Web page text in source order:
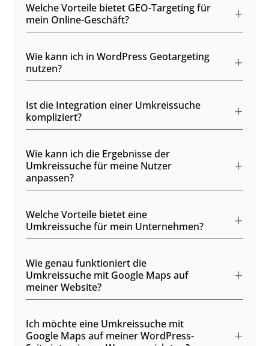
Welche Vorteile bietet GEO-Targeting für
mein Online-Geschäft?
Wie kann ich in WordPress Geotargeting
nutzen?
Ist die Integration einer Umkreissuche
kompliziert?
Wie kann ich die Ergebnisse der
Umkreissuche für meine Nutzer
anpassen?
Welche Vorteile bietet eine
Umkreissuche für mein Unternehmen?
Wie genau funktioniert die
Umkreissuche mit Google Maps auf
meiner Website?
Ich möchte eine Umkreissuche mit
Google Maps auf meiner WordPress-